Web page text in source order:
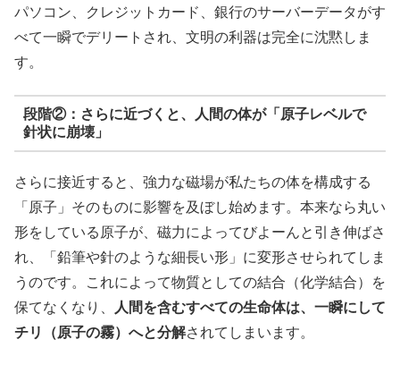
パソコン、クレジットカード、銀行のサーバーデータがす
べて一瞬でデリートされ、文明の利器は完全に沈黙しま
す。
段階②：さらに近づくと、人間の体が「原子レベルで
針状に崩壊」
さらに接近すると、強力な磁場が私たちの体を構成する
「原子」そのものに影響を及ぼし始めます。本来なら丸い
形をしている原子が、磁力によってびよーんと引き伸ばさ
れ、「鉛筆や針のような細長い形」に変形させられてしま
うのです。これによって物質としての結合（化学結合）を
保てなくなり、
人間を含むすべての生命体は、一瞬にして
チリ（原子の霧）へと分解されてしまいます。